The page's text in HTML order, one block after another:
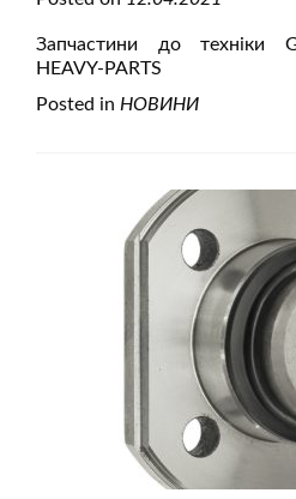
Запчастини до техніки
HEAVY-PARTS
Posted in НОВИНИ